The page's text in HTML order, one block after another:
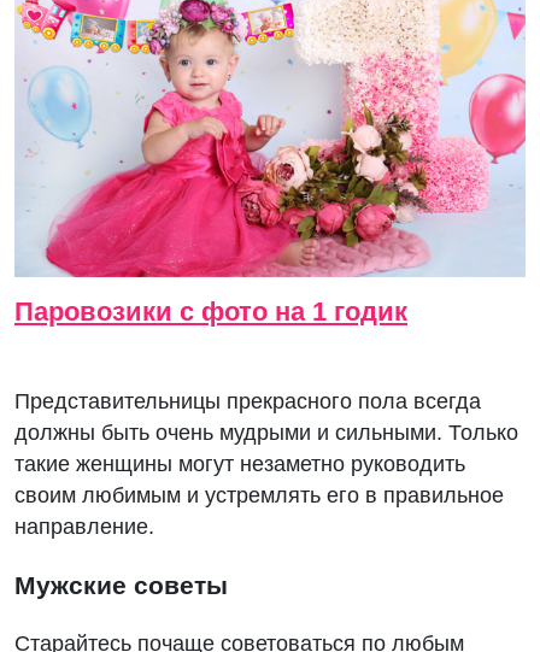
Паровозики с фото на 1 годик
Представительницы прекрасного пола всегда
должны быть очень мудрыми и сильными. Только
такие женщины могут незаметно руководить
своим любимым и устремлять его в правильное
направление.
Мужские советы
Старайтесь почаще советоваться по любым